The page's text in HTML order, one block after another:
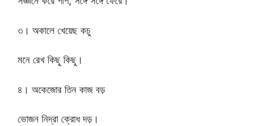
৩। অকালে খেয়েছ কচু
মনে রেখ কিছু কিছু।
৪। অকেজোর তিন কাজ বড়
ভোজন নিদ্রা ক্রোধ দড়।